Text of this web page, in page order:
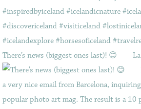
There’s news (biggest ones last)! 😊⠀ ⠀ La